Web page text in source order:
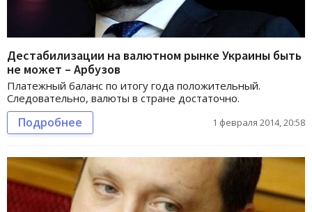
Дестабилизации на валютном рынке Украины быть
не может – Арбузов
Платежный баланс по итогу года положительный.
Следовательно, валюты в стране достаточно.
Подробнее 1 февраля 2014, 20:58